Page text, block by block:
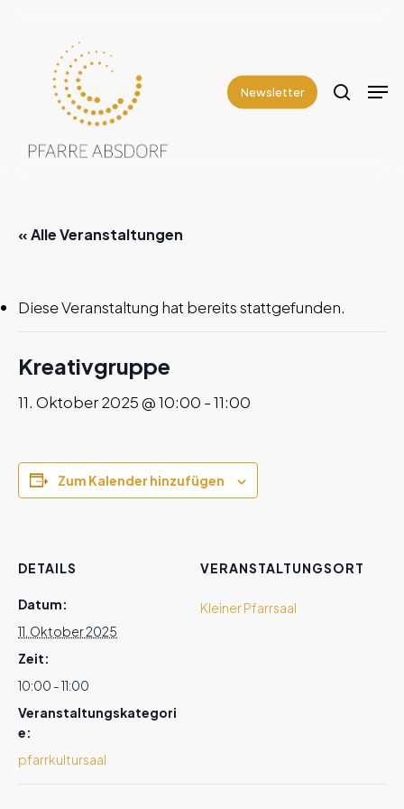
content
Newsletter
« Alle Veranstaltungen
Diese Veranstaltung hat bereits stattgefunden.
Kreativgruppe
11. Oktober 2025 @ 10:00 -11:00
Zum Kalender hinzufügen
DETAILS
Datum:
11. Oktober 2025
Zeit:
10:00 - 11:00
Veranstaltungskategori
e:
pfarrkultursaal
VERANSTALTUNGSORT
Kleiner Pfarrsaal
Menu